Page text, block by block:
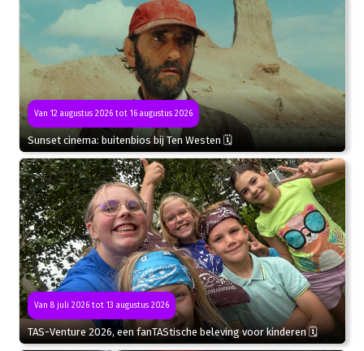
Van 12 augustus 2026 tot 16 augustus 2026
Sunset cinema: buitenbios bij Ten Westen 🗓
Van 8 juli 2026 tot 13 augustus 2026
TAS-Venture 2026, een fanTAStische beleving voor kinderen 🗓